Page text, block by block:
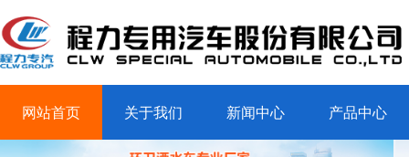
网站首页 关于我们 新闻中心 产品中心